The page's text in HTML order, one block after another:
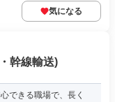
気になる
幹線輸送)
できる職場で、長く